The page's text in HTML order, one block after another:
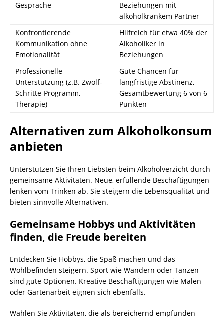
Gespräche
Beziehungen mit
alkoholkrankem Partner
Konfrontierende
Kommunikation ohne
Emotionalität
Hilfreich für etwa 40% der
Alkoholiker in
Beziehungen
Professionelle
Unterstützung (z.B. Zwölf-
Schritte-Programm,
Therapie)
Gute Chancen für
langfristige Abstinenz,
Gesamtbewertung 6 von 6
Punkten
Alternativen zum Alkoholkonsum
anbieten
Unterstützen Sie Ihren Liebsten beim Alkoholverzicht durch
gemeinsame Aktivitäten. Neue, erfüllende Beschäftigungen
lenken vom Trinken ab. Sie steigern die Lebensqualität und
bieten sinnvolle Alternativen.
Gemeinsame Hobbys und Aktivitäten
finden, die Freude bereiten
Entdecken Sie Hobbys, die Spaß machen und das
Wohlbefinden steigern. Sport wie Wandern oder Tanzen
sind gute Optionen. Kreative Beschäftigungen wie Malen
oder Gartenarbeit eignen sich ebenfalls.
Wählen Sie Aktivitäten, die als bereichernd empfunden